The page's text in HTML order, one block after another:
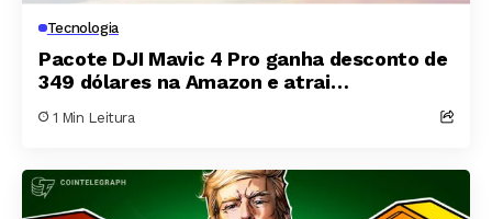
Tecnologia
Pacote DJI Mavic 4 Pro ganha desconto de
349 dólares na Amazon e atrai
1 Min Leitura